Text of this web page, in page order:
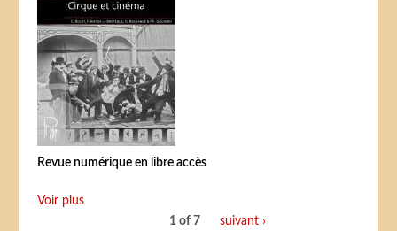
Revue numérique en libre accès
Voir plus
1 of 7
suivant ›